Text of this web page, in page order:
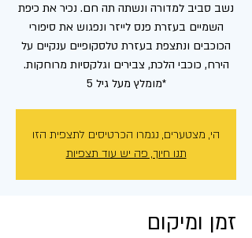
נשב סביב למדורה ונשתה תה חם. נכיר את כיפת
השמיים בעזרת פנס לייזר ונפגוש את סיפורי
הכוכבים ונתצפת בעזרת טלסקופיים ענקיים על
*מומלץ מעל גיל 5
הי, מצטערים, נגמרו הכרטיסים לתצפית הזו
תנו חיוך, פה יש עוד תצפיות
זמן ומיקום